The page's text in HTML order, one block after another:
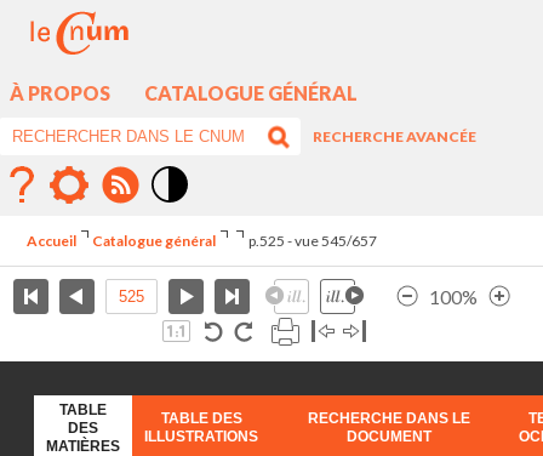
À PROPOS CATALOGUE GÉNÉRAL
RECHERCHE AVANCÉE
élévé
Accueil Catalogue général p.525 - vue 545/657
100%
TABLE
DES
MATIÈRES
TABLE DES
ILLUSTRATIONS
RECHERCHE DANS LE
DOCUMENT